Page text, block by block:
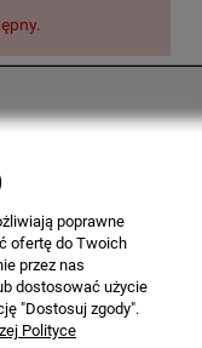
poprawne
ofertę do Twoich
przez nas
dostosować użycie
"Dostosuj zgody".
Polityce